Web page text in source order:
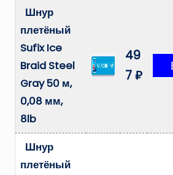
Шнур
плетёный
Sufix Ice
Braid Steel
Gray 50 м,
0,08 мм,
8lb
49
7 ₽
Шнур
плетёный